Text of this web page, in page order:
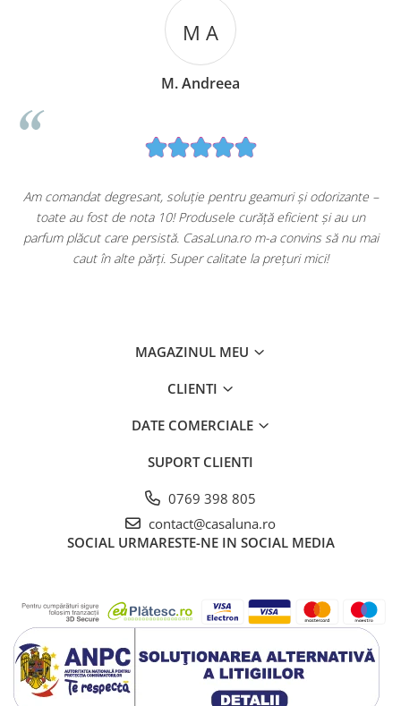
M A
M. Andreea
Am comandat degresant, soluție pentru geamuri și odorizante –
toate au fost de nota 10! Produsele curăță eficient și au un
parfum plăcut care persistă. CasaLuna.ro m-a convins să nu mai
caut în alte părți. Super calitate la prețuri mici!
MAGAZINUL MEU
CLIENTI
DATE COMERCIALE
SUPORT CLIENTI
0769 398 805
contact@casaluna.ro
SOCIAL URMARESTE-NE IN SOCIAL MEDIA